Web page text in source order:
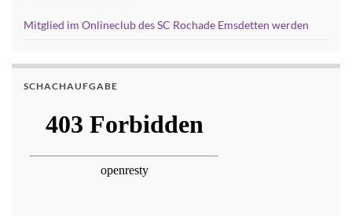
Mitglied im Onlineclub des SC Rochade Emsdetten werden
SCHACHAUFGABE